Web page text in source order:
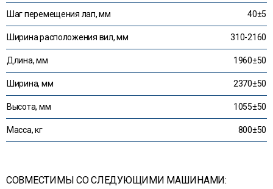
Шаг перемещения лап, мм 40±5
Ширина расположения вил, мм 310-2160
Длина, мм 1960±50
Ширина, мм 2370±50
Высота, мм 1055±50
Масса, кг 800±50
СОВМЕСТИМЫ СО СЛЕДУЮЩИМИ МАШИНАМИ: